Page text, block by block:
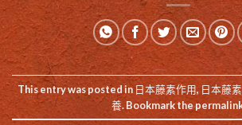
This entry was posted in 日本藤素作用, 日本藤
養. Bookmark the